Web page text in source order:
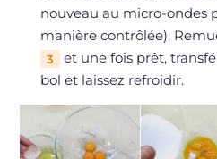
nouveau au micro-ondes
manière contrôlée).
3
et une fois prêt,
bol et laissez refroidir.